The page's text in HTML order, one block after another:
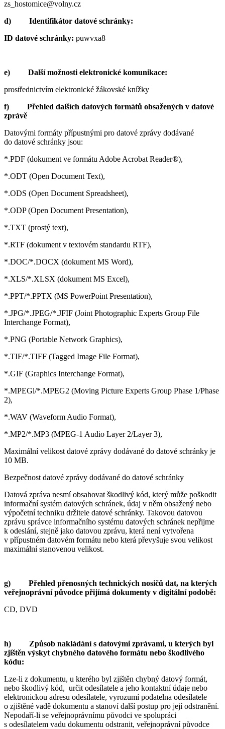
zs_hostomice@volny.cz
d) Identifikátor datové schránky:
ID datové schránky: puwvxa8
e) Další možnosti elektronické komunikace:
prostřednictvím elektronické žákovské knížky
f) Přehled dalších datových formátů obsažených v datové
zprávě
Datovými formáty přípustnými pro datové zprávy dodávané
do datové schránky jsou:
*.PDF (dokument ve formátu Adobe Acrobat Reader®),
*.ODT (Open Document Text),
*.ODS (Open Document Spreadsheet),
*.ODP (Open Document Presentation),
*.TXT (prostý text),
*.RTF (dokument v textovém standardu RTF),
*.DOC/*.DOCX (dokument MS Word),
*.XLS/*.XLSX (dokument MS Excel),
*.PPT/*.PPTX (MS PowerPoint Presentation),
*.JPG/*.JPEG/*.JFIF (Joint Photographic Experts Group File
Interchange Format),
*.PNG (Portable Network Graphics),
*.TIF/*.TIFF (Tagged Image File Format),
*.GIF (Graphics Interchange Format),
*.MPEGl/*.MPEG2 (Moving Picture Experts Group Phase 1/Phase
2),
*.WAV (Waveform Audio Format),
*.MP2/*.MP3 (MPEG-1 Audio Layer 2/Layer 3),
Maximální velikost datové zprávy dodávané do datové schránky je
10 MB.
Bezpečnost datové zprávy dodávané do datové schránky
Datová zpráva nesmí obsahovat škodlivý kód, který může poškodit
informační systém datových schránek, údaj v něm obsažený nebo
výpočetní techniku držitele datové schránky. Takovou datovou
zprávu správce informačního systému datových schránek nepřijme
k odeslání, stejně jako datovou zprávu, která není vytvořena
v přípustném datovém formátu nebo která převyšuje svou velikost
maximální stanovenou velikost.
g) Přehled přenosných technických nosičů dat, na kterých
veřejnoprávní původce přijímá dokumenty v digitální podobě:
CD, DVD
h) Způsob nakládání s datovými zprávami, u kterých byl
zjištěn výskyt chybného datového formátu nebo škodlivého
kódu:
Lze-li z dokumentu, u kterého byl zjištěn chybný datový formát,
nebo škodlivý kód, určit odesílatele a jeho kontaktní údaje nebo
elektronickou adresu odesílatele, vyrozumí podatelna odesílatele
o zjištěné vadě dokumentu a stanoví další postup pro její odstranění.
Nepodaří-li se veřejnoprávnímu původci ve spolupráci
s odesílatelem vadu dokumentu odstranit, veřejnoprávní původce